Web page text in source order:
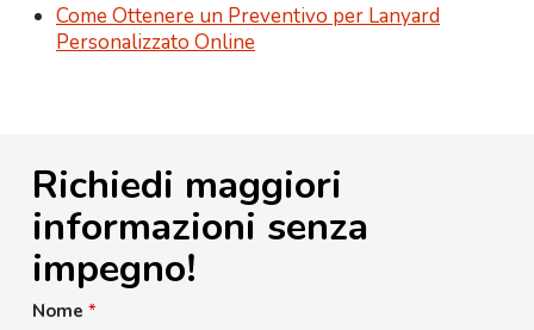
Come Ottenere un Preventivo per Lanyard
Personalizzato Online
Richiedi maggiori
informazioni senza
impegno!
Nome *